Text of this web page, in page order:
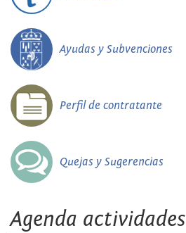
Ayudas y Subvenciones
Perfil de contratante
Quejas y Sugerencias
Agenda actividades